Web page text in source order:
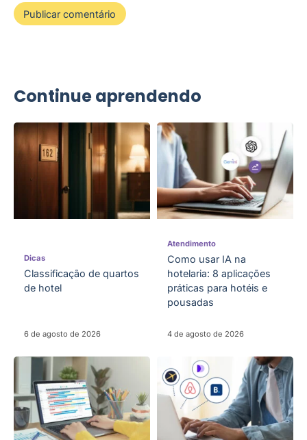
Continue aprendendo
Dicas
Classificação de quartos
de hotel
6 de agosto de 2026
Atendimento
Como usar IA na
hotelaria: 8 aplicações
práticas para hotéis e
pousadas
4 de agosto de 2026